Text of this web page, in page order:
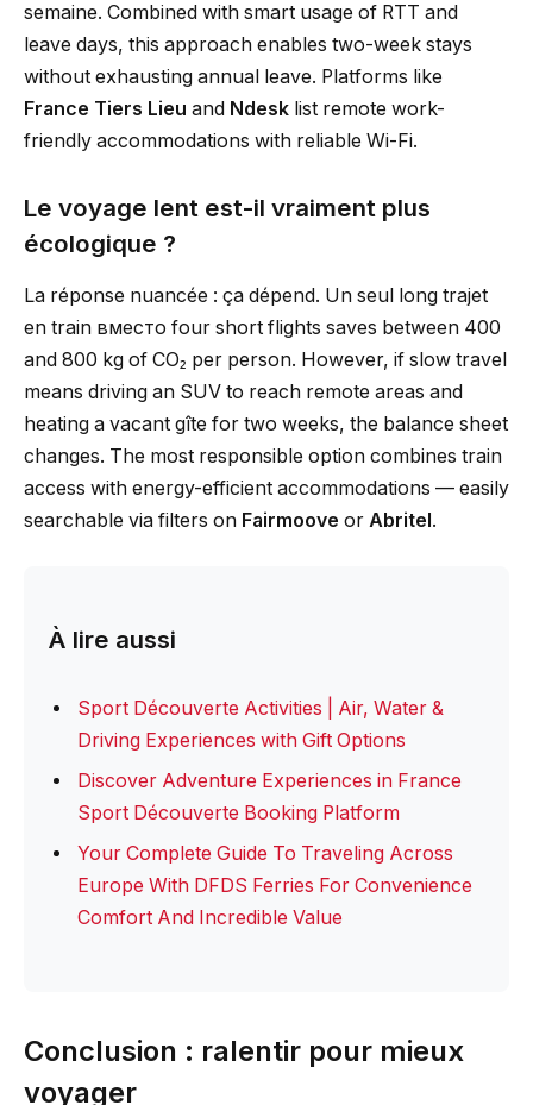
semaine. Combined with smart usage of RTT and
leave days, this approach enables two-week stays
without exhausting annual leave. Platforms like
France Tiers Lieu and Ndesk list remote work-
friendly accommodations with reliable Wi-Fi.
Le voyage lent est-il vraiment plus
écologique ?
La réponse nuancée : ça dépend. Un seul long trajet
en train вместо four short flights saves between 400
and 800 kg of CO₂ per person. However, if slow travel
means driving an SUV to reach remote areas and
heating a vacant gîte for two weeks, the balance sheet
changes. The most responsible option combines train
access with energy-efficient accommodations — easily
searchable via filters on Fairmoove or Abritel.
À lire aussi
Sport Découverte Activities | Air, Water &
Driving Experiences with Gift Options
Discover Adventure Experiences in France
Sport Découverte Booking Platform
Your Complete Guide To Traveling Across
Europe With DFDS Ferries For Convenience
Comfort And Incredible Value
Conclusion : ralentir pour mieux
voyager